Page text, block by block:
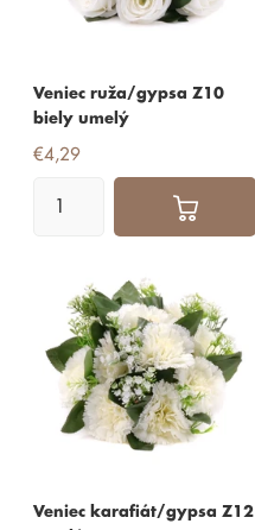
Veniec ruža/gypsa Z10
biely umelý
€4,29
Veniec karafiát/gypsa Z12